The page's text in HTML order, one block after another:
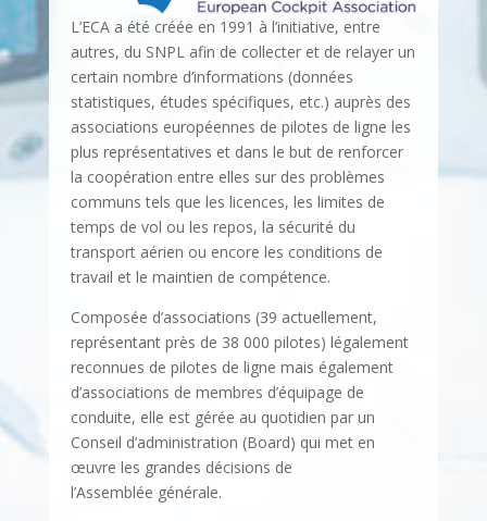
L’ECA a été créée en 1991 à l’initiative, entre
autres, du SNPL afin de collecter et de relayer un
certain nombre d’informations (données
statistiques, études spécifiques, etc.) auprès des
associations européennes de pilotes de ligne les
plus représentatives et dans le but de renforcer
la coopération entre elles sur des problèmes
communs tels que les licences, les limites de
temps de vol ou les repos, la sécurité du
transport aérien ou encore les conditions de
travail et le maintien de compétence.
Composée d’associations (39 actuellement,
représentant près de 38 000 pilotes) légalement
reconnues de pilotes de ligne mais également
d’associations de membres d’équipage de
conduite, elle est gérée au quotidien par un
Conseil d’administration (Board) qui met en
œuvre les grandes décisions de
l’Assemblée générale.